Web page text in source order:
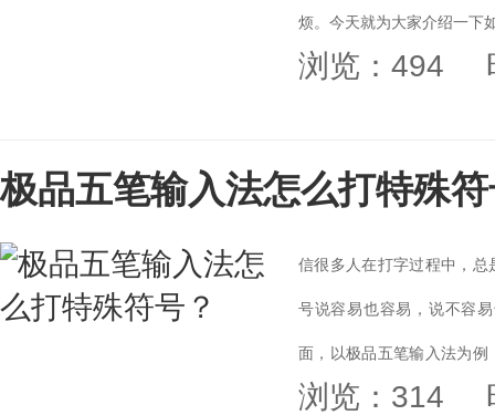
烦。今天就为大家介绍一下
浏览：494
极品五笔输入法怎么打特殊
信很多人在打字过程中，
号说容易也容易，说不容
面，以极品五笔输入法为
法。...
浏览：314